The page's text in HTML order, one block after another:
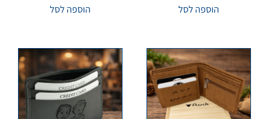
הוספה לסל הוספה לסל